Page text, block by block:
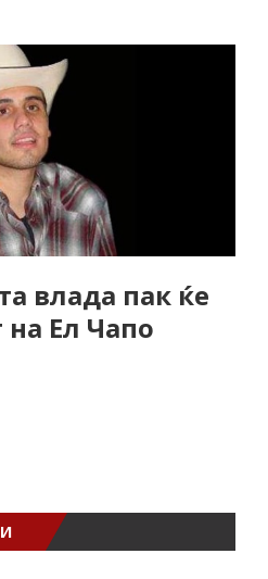
влада пак ќе
на Ел Чапо